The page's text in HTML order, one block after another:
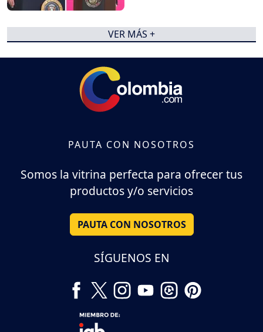
VER MÁS +
PAUTA CON NOSOTROS
Somos la vitrina perfecta para ofrecer tus
productos y/o servicios
PAUTA CON NOSOTROS
SÍGUENOS EN